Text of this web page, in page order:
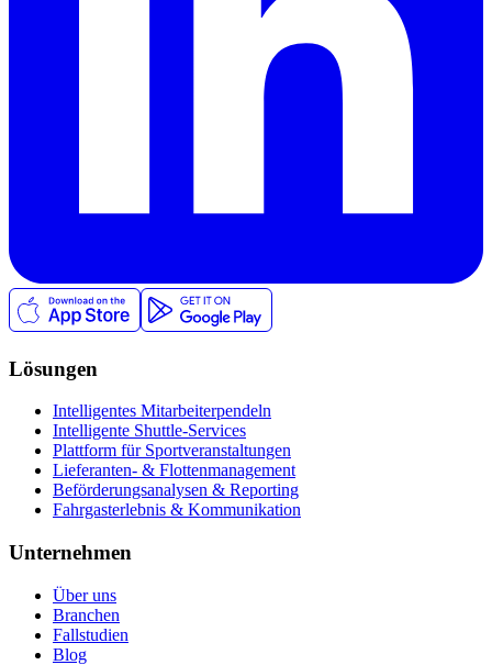
Lösungen
Intelligentes Mitarbeiterpendeln
Intelligente Shuttle-Services
Plattform für Sportveranstaltungen
Lieferanten- & Flottenmanagement
Beförderungsanalysen & Reporting
Fahrgasterlebnis & Kommunikation
Unternehmen
Über uns
Branchen
Fallstudien
Blog